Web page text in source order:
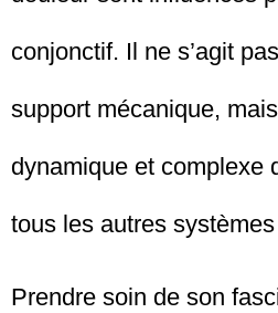
conjonctif. Il ne s’agit
support mécanique,
dynamique et complexe
tous les autres
Prendre soin de son